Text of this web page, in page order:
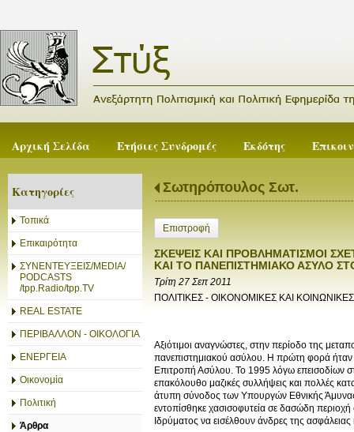
Αρχική Σελίδα Ετήσιες Συνδρομές Εκδότης
Κατηγορίες
Τοπικά
Επικαιρότητα
ΣΥΝΕΝΤΕΥΞΕΙΣ/MEDIA/
PODCASTS
/tpp.Radio/tpp.TV
REAL ESTATE
ΠΕΡΙΒΑΛΛΟΝ - ΟΙΚΟΛΟΓΙΑ
ΕΝΕΡΓΕΙΑ
Οικονομία
Πολιτική
Άρθρα
Σωτηρόπουλος Σωτ.
Επιστροφή
ΣΚΕΨΕΙΣ ΚΑΙ ΠΡΟΒΛΗΜΑΤΙΣΜΟΙ
ΚΑΙ ΤΟ ΠΑΝΕΠΙΣΤΗΜΙΑΚΟ ΑΣΥΛΟ
Τρίτη 27 Σεπ 2011
ΠΟΛΙΤΙΚΕΣ - ΟΙΚΟΝΟΜΙΚΕΣ ΚΑΙ
Αξιότιμοι αναγνώστες, στην περίοδο της
πανεπιστημιακού ασύλου. Η πρώτη φορά
Επιτροπή Ασύλου. Το 1995 λόγω επεισοδίων
επακόλουθο μαζικές συλλήψεις και πολλές
άτυπη σύνοδος των Υπουργών Εθνικής
εντοπίσθηκε χασισοφυτεία σε δασώδη
Ιδρύματος να εισέλθουν άνδρες της